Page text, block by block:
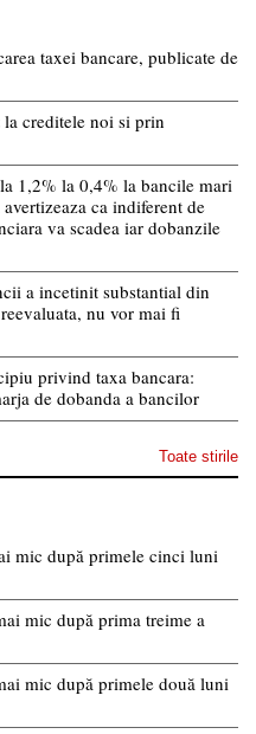
taxei bancare, publicate de
creditele noi si prin
1,2% la 0,4% la bancile mari
ca indiferent de
va scadea iar dobanzile
a incetinit substantial din
nu vor mai fi
privind taxa bancara:
de dobanda a bancilor
Toate stirile
mic după primele cinci luni
mic după prima treime a
mic după primele două luni